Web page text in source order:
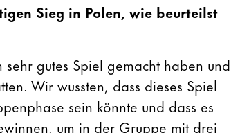
Sieg in Polen, wie beurteilst
gutes Spiel gemacht haben und
Wir wussten, dass dieses Spiel
sein könnte und dass es
um in der Gruppe mit drei